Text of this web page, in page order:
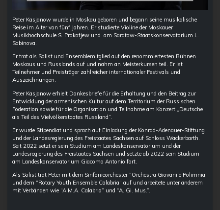
Peter ​​Kasjanow wurde in Moskau geboren und begann seine musikalische
Reise im Alter von fünf Jahren. Er studierte Violine der Moskauer
Musikhochschule S. Prokofjew und am Saratow-Staatskonservatorium L.
Sobinova.
Er trat als Solist und Ensemblemitglied auf den renommiertesten Bühnen
Moskaus und Russlands auf und nahm an Meisterkursen teil. Er ist
Teilnehmer und Preisträger zahlreicher internationaler Festivals und
Auszeichnungen.
Peter Kasjanow erhielt Dankesbriefe für die Erhaltung und den Beitrag zur
Entwicklung der armenischen Kultur auf dem Territorium der Russischen
Föderation sowie für die Organisation und Teilnahme am Konzert „Deutsche
als Teil des Vielvölkerstaates Russland“.
Er wurde Stipendiat und sprach auf Einladung der Konrad-Adenauer-Stiftung
und der Landesregierung des Freistaates Sachsen auf Schloss Wackerbarth.
Seit 2022 setzt er sein Studium am Landeskonservatorium und der
Landesregierung des Freistaates Sachsen und setzte ab 2022 sein Studium
am Landeskonservatorium Giacomo Antonio fort.
Als Solist trat Peter mit dem Sinfonieorchester “Orchestra Giovanile Polimnia”
und dem “Rotary Youth Ensemble Calabria” auf und arbeitete unter anderem
mit Verbänden wie “A.M.A. Calabria” und “A. Gi. Mus.”.